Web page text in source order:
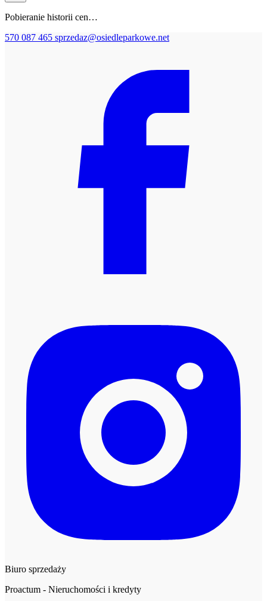
Pobieranie historii cen…
570 087 465 sprzedaz@osiedleparkowe.net
Biuro sprzedaży
Proactum - Nieruchomości i kredyty